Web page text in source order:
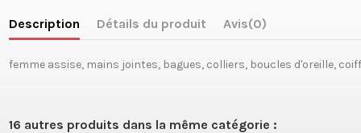
Description Détails du produit Avis(0)
femme assise, mains jointes, bagues, colliers, boucles d'oreille,
16 autres produits dans la même catégorie :